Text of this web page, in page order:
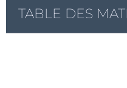
TABLE DES